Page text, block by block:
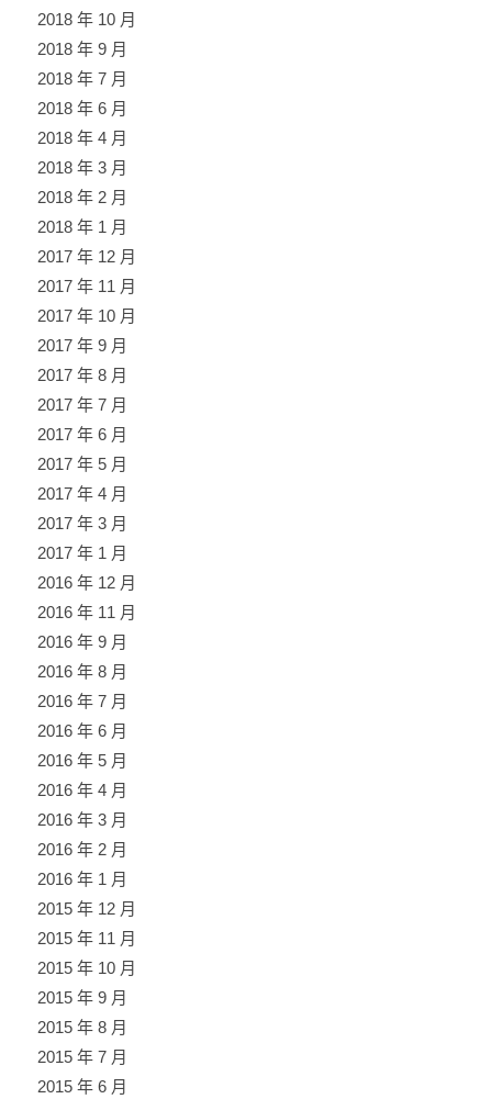
2018 年 10 月
2018 年 9 月
2018 年 7 月
2018 年 6 月
2018 年 4 月
2018 年 3 月
2018 年 2 月
2018 年 1 月
2017 年 12 月
2017 年 11 月
2017 年 10 月
2017 年 9 月
2017 年 8 月
2017 年 7 月
2017 年 6 月
2017 年 5 月
2017 年 4 月
2017 年 3 月
2017 年 1 月
2016 年 12 月
2016 年 11 月
2016 年 9 月
2016 年 8 月
2016 年 7 月
2016 年 6 月
2016 年 5 月
2016 年 4 月
2016 年 3 月
2016 年 2 月
2016 年 1 月
2015 年 12 月
2015 年 11 月
2015 年 10 月
2015 年 9 月
2015 年 8 月
2015 年 7 月
2015 年 6 月